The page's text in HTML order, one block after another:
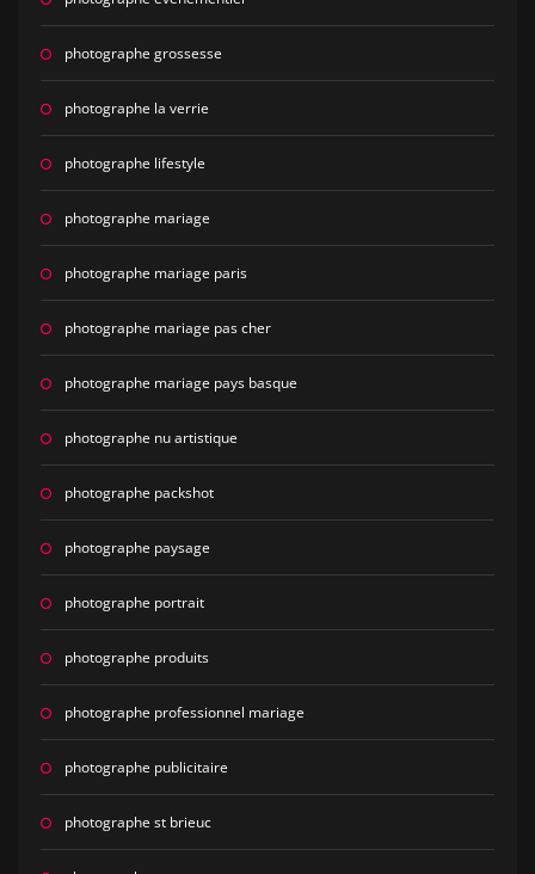
photographe grossesse
photographe la verrie
photographe lifestyle
photographe mariage
photographe mariage paris
photographe mariage pas cher
photographe mariage pays basque
photographe nu artistique
photographe packshot
photographe paysage
photographe portrait
photographe produits
photographe professionnel mariage
photographe publicitaire
photographe st brieuc